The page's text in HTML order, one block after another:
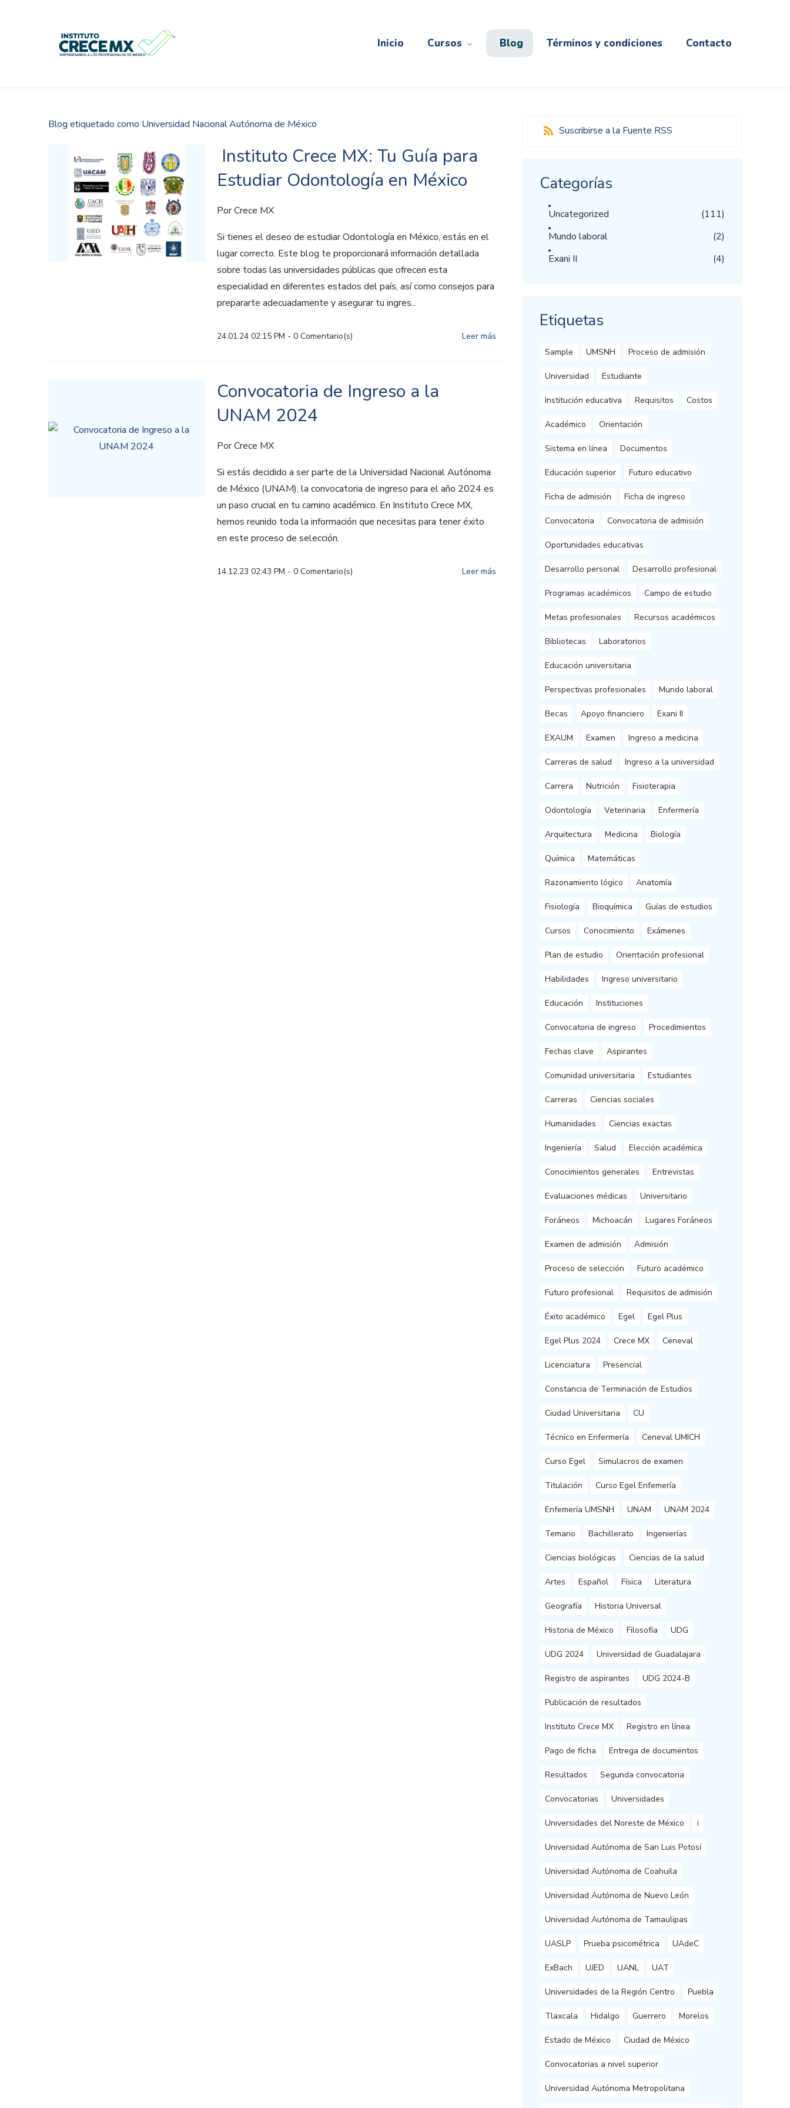
Inicio Cursos Blog Términos y condiciones Contacto
Blog etiquetado como Universidad Nacional Autónoma de México
Instituto Crece MX: Tu Guía para
Estudiar Odontología en México
PorCrece MX
Si tienes el deseo de estudiar Odontología en México, estás en el
lugar correcto. Este blog te proporcionará información detallada
sobre todas las universidades públicas que ofrecen esta
especialidad en diferentes estados del país, así como consejos para
prepararte adecuadamente y asegurar tu ingres...
24.01.24 02:15 PM - 0Comentario(s) Leer más
Convocatoria de Ingreso a la
UNAM 2024
PorCrece MX
Si estás decidido a ser parte de la Universidad Nacional Autónoma
de México (UNAM), la convocatoria de ingreso para el año 2024 es
un paso crucial en tu camino académico. En Instituto Crece MX,
hemos reunido toda la información que necesitas para tener éxito
en este proceso de selección.
14.12.23 02:43 PM - 0Comentario(s) Leer más
Suscribirse a la Fuente RSS
Categorías
Uncategorized
(111)
Mundo laboral
(2)
Exani II
(4)
Etiquetas
Sample UMSNH Proceso de admisión
Universidad Estudiante
Institución educativa Requisitos Costos
Académico Orientación
Sistema en línea Documentos
Educación superior Futuro educativo
Ficha de admisión Ficha de ingreso
Convocatoria Convocatoria de admisión
Oportunidades educativas
Desarrollo personal Desarrollo profesional
Programas académicos Campo de estudio
Metas profesionales Recursos académicos
Bibliotecas Laboratorios
Educación universitaria
Perspectivas profesionales Mundo laboral
Becas Apoyo financiero Exani II
EXAUM Examen Ingreso a medicina
Carreras de salud Ingreso a la universidad
Carrera Nutrición Fisioterapia
Odontología Veterinaria Enfermería
Arquitectura Medicina Biología
Química Matemáticas
Razonamiento lógico Anatomía
Fisiología Bioquímica Guías de estudios
Cursos Conocimiento Exámenes
Plan de estudio Orientación profesional
Habilidades Ingreso universitario
Educación Instituciones
Convocatoria de ingreso Procedimientos
Fechas clave Aspirantes
Comunidad universitaria Estudiantes
Carreras Ciencias sociales
Humanidades Ciencias exactas
Ingeniería Salud Elección académica
Conocimientos generales Entrevistas
Evaluaciones médicas Universitario
Foráneos Michoacán Lugares Foráneos
Examen de admisión Admisión
Proceso de selección Futuro académico
Futuro profesional Requisitos de admisión
Éxito académico Egel Egel Plus
Egel Plus 2024 Crece MX Ceneval
Licenciatura Presencial
Constancia de Terminación de Estudios
Ciudad Universitaria CU
Técnico en Enfermería Ceneval UMICH
Curso Egel Simulacros de examen
Titulación Curso Egel Enfemería
Enfemería UMSNH UNAM UNAM 2024
Temario Bachillerato Ingenierías
Ciencias biológicas Ciencias de la salud
Artes Español Física Literatura
Geografía Historia Universal
Historia de México Filosofía UDG
UDG 2024 Universidad de Guadalajara
Registro de aspirantes UDG 2024-B
Publicación de resultados
Instituto Crece MX Registro en línea
Pago de ficha Entrega de documentos
Resultados Segunda convocatoria
Convocatorias Universidades
Universidades del Noreste de México i
Universidad Autónoma de San Luis Potosí
Universidad Autónoma de Coahuila
Universidad Autónoma de Nuevo León
Universidad Autónoma de Tamaulipas
UASLP Prueba psicométrica UAdeC
ExBach UJED UANL UAT
Universidades de la Región Centro Puebla
Tlaxcala Hidalgo Guerrero Morelos
Estado de México Ciudad de México
Convocatorias a nivel superior
Universidad Autónoma Metropolitana